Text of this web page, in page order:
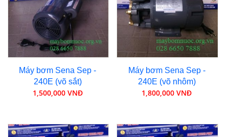
Máy bơm Sena Sep -
240E (võ sắt)
1,500,000 VNĐ
Máy bơm Sena Sep -
240E (võ nhôm)
1,800,000 VNĐ